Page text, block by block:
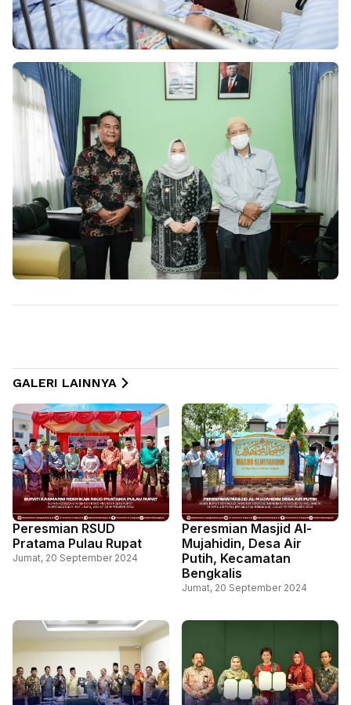
GALERI LAINNYA
Peresmian RSUD
Pratama Pulau Rupat
Jumat, 20 September 2024
Peresmian Masjid Al-
Mujahidin, Desa Air
Putih, Kecamatan
Bengkalis
Jumat, 20 September 2024